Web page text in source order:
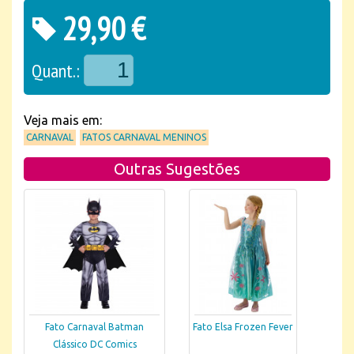
29,90 €
Quant.:
Veja mais em:
CARNAVAL FATOS CARNAVAL MENINOS
Outras Sugestões
Fato Carnaval Batman
Clássico DC Comics
Fato Elsa Frozen Fever